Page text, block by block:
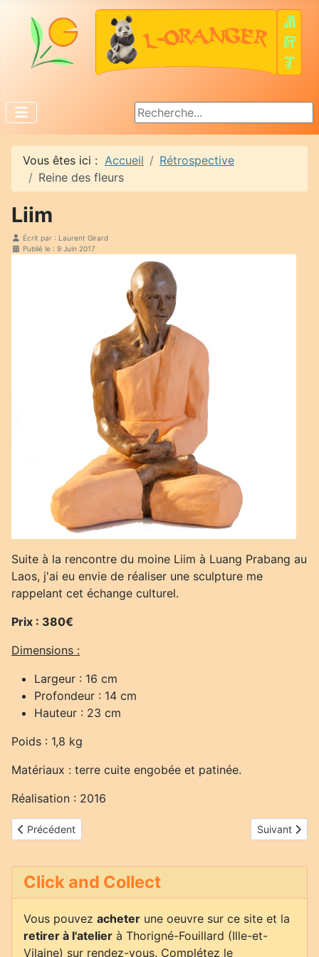
Rechercher
Vous êtes ici : Accueil
Rétrospective
Reine des fleurs
Liim
Écrit par : Laurent Girard
Publié le : 9 Juin 2017
Suite à la rencontre du moine Liim à Luang Prabang au
Laos, j'ai eu envie de réaliser une sculpture me
rappelant cet échange culturel.
Prix : 380€
Dimensions :
Largeur : 16 cm
Profondeur : 14 cm
Hauteur : 23 cm
Poids : 1,8 kg
Matériaux : terre cuite engobée et patinée.
Réalisation : 2016
Article précédent : Vol nuptial
Précédent Article
Suivant
Click and Collect
Vous pouvez acheter une oeuvre sur ce site et la
retirer à l'atelier à Thorigné-Fouillard (Ille-et-
Vilaine) sur rendez-vous. Complétez le